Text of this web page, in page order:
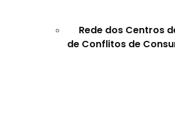
Rede dos Centros
de Conflitos de